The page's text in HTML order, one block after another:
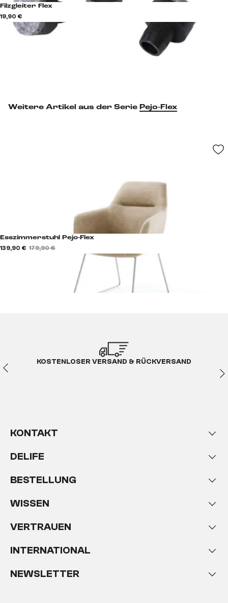
Weitere Artikel aus der Serie Pejo-Flex
Esszimmerstuhl Pejo-Flex
139,90 € 179,90 €
Filzgleiter Flex
19,90 €
KOSTENLOSER VERSAND & RÜCKVERSAND
KONTAKT
DELIFE
BESTELLUNG
WISSEN
VERTRAUEN
INTERNATIONAL
NEWSLETTER